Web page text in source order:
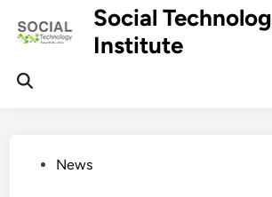
Social
Institute
PostedNews